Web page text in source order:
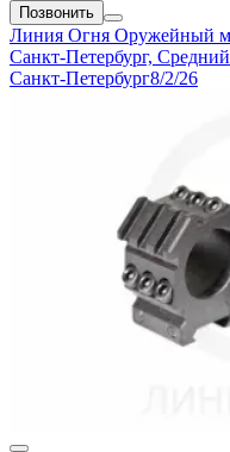
Позвонить
Линия Огня Оружейный
Санкт-Петербург,
Санкт-Петербург8/2/26